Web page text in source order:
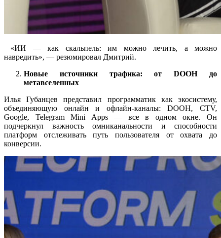
«ИИ — как скальпель: им можно лечить, а можно
навредить», — резюмировал Дмитрий.
Новые источники трафика: от DOOH до
метавселенных
Илья Губанцев представил программатик как экосистему,
объединяющую онлайн и офлайн-каналы: DOOH, CTV,
Google, Telegram Mini Apps — все в одном окне. Он
подчеркнул важность омниканальности и способности
платформ отслеживать путь пользователя от охвата до
конверсии.